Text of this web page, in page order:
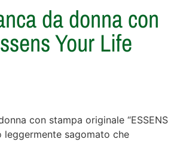
da donna con
Your Life
con stampa originale “ESSENS
leggermente sagomato che